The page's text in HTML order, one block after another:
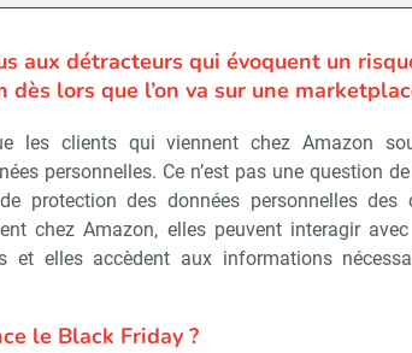
aux détracteurs qui évoquent un
lors que l’on va sur une
les clients qui viennent chez Amazon
personnelles. Ce n’est pas une question
protection des données personnelles des
chez Amazon, elles peuvent interagir
et elles accèdent aux informations
le Black Friday ?
Républik Retail